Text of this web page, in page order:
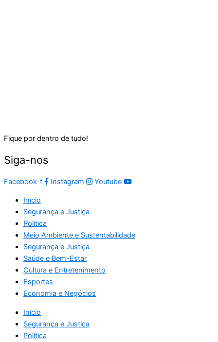
Fique por dentro de tudo!
Siga-nos
Facebook-f Instagram Youtube
Início
Segurança e Justiça
Política
Meio Ambiente e Sustentabilidade
Segurança e Justiça
Saúde e Bem-Estar
Cultura e Entretenimento
Esportes
Economia e Negócios
Início
Segurança e Justiça
Política